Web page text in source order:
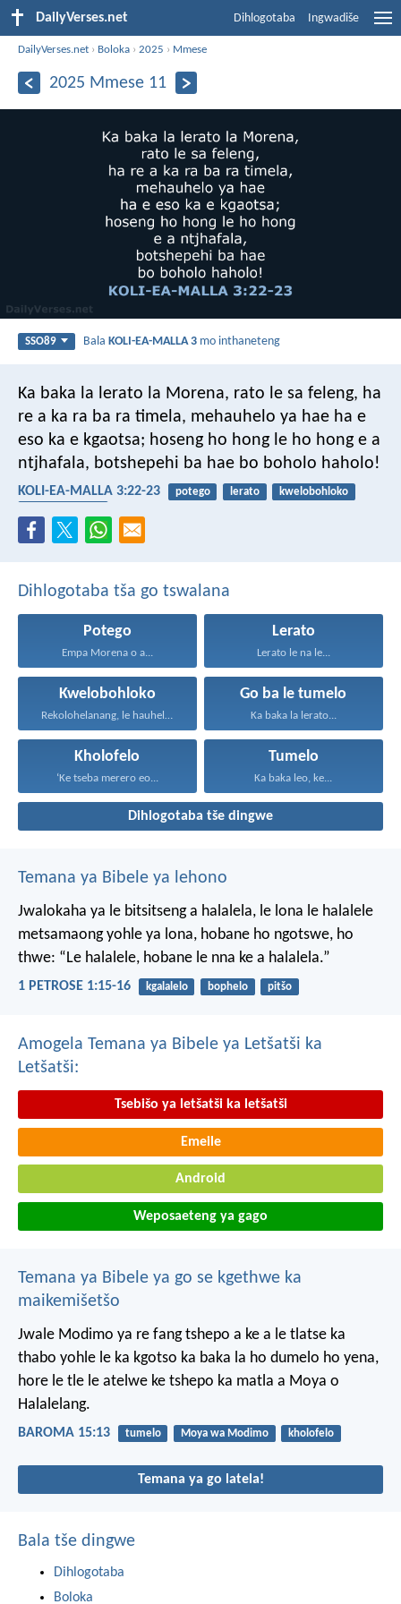
DailyVerses.net Dihlogotaba Ingwadiše
DailyVerses.net › Boloka ›2025 › Mmese
2025 Mmese 11
SSO89 BalaKOLI-EA-MALLA 3 mo inthaneteng
Ka baka la lerato la Morena, rato le sa feleng, ha
re a ka ra ba ra timela, mehauhelo ya hae ha e
eso ka e kgaotsa; hoseng ho hong le ho hong e a
ntjhafala, botshepehi ba hae bo boholo haholo!
KOLI-EA-MALLA 3:22-23 potego lerato
kwelobohloko
Dihlogotaba tša go tswalana
Potego
Empa Morena o a...
Lerato
Lerato le na le...
Kwelobohloko
Rekolohelanang, le hauhelane, le...
Go ba le tumelo
Ka baka la lerato...
Kholofelo
‘Ke tseba merero eo...
Tumelo
Ka baka leo, ke...
Dihlogotaba tše dingwe
Temana ya Bibele ya lehono
Jwalokaha ya le bitsitseng a halalela, le lona le halalele
metsamaong yohle ya lona, hobane ho ngotswe, ho
thwe: “Le halalele, hobane le nna ke a halalela.”
1 PETROSE 1:15-16 kgalalelo bophelo pitšo
Amogela Temana ya Bibele ya Letšatši ka
Letšatši:
Tsebišo ya letšatši ka letšatši
Emeile
Android
Weposaeteng ya gago
Temana ya Bibele ya go se kgethwe ka
maikemišetšo
Jwale Modimo ya re fang tshepo a ke a le tlatse ka
thabo yohle le ka kgotso ka baka la ho dumelo ho yena,
hore le tle le atelwe ke tshepo ka matla a Moya o
Halalelang.
BAROMA 15:13 tumelo Moya wa Modimo kholofelo
Temana ya go latela!
Bala tše dingwe
Dihlogotaba
Boloka